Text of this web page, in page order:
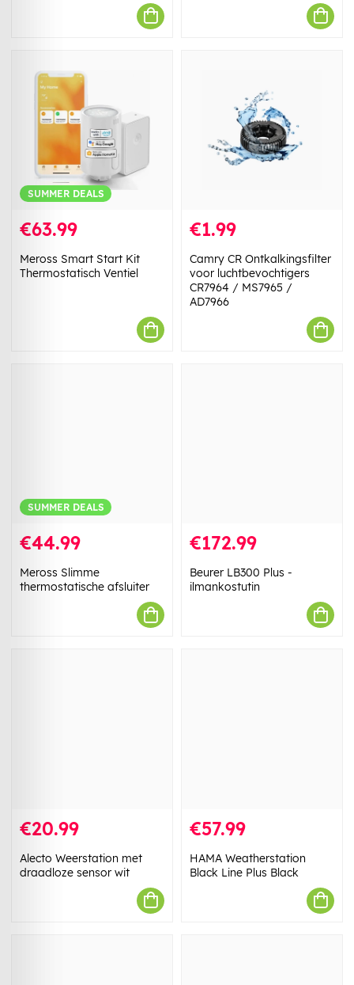
SUMMER DEALS
€63.99
Meross Smart Start Kit
Thermostatisch Ventiel
€1.99
Camry CR Ontkalkingsfilter
voor luchtbevochtigers
CR7964 / MS7965 /
AD7966
SUMMER DEALS
€44.99
Meross Slimme
thermostatische afsluiter
€172.99
Beurer LB300 Plus -
ilmankostutin
€20.99
Alecto Weerstation met
draadloze sensor wit
€57.99
HAMA Weatherstation
Black Line Plus Black